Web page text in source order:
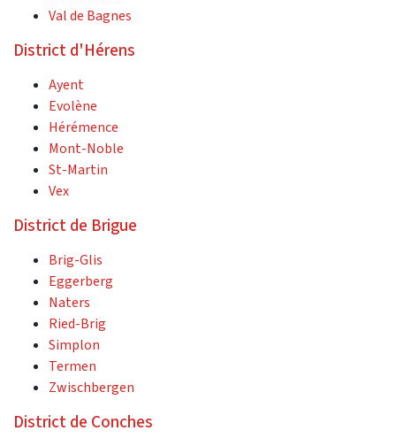
Val de Bagnes
District d'Hérens
Ayent
Evolène
Hérémence
Mont-Noble
St-Martin
Vex
District de Brigue
Brig-Glis
Eggerberg
Naters
Ried-Brig
Simplon
Termen
Zwischbergen
District de Conches